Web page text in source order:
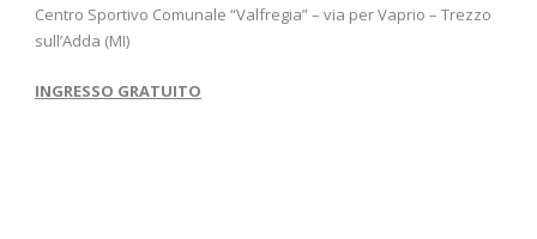
Centro Sportivo Comunale “Valfregia” – via per Vaprio – Trezzo
sull’Adda (MI)
INGRESSO GRATUITO